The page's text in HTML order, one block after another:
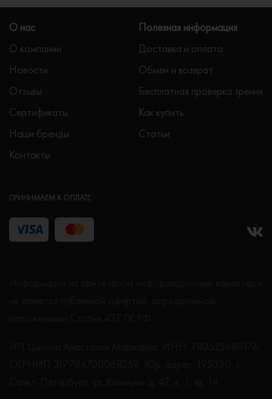
О нас
О компании
Новости
Отзывы
Сертификаты
Наши бренды
Контакты
Полезная информация
Доставка и оплата
Обмен и возврат
Бесплатная проверка зрения
Как купить
Статьи
ПРИНИМАЕМ К ОПЛАТЕ